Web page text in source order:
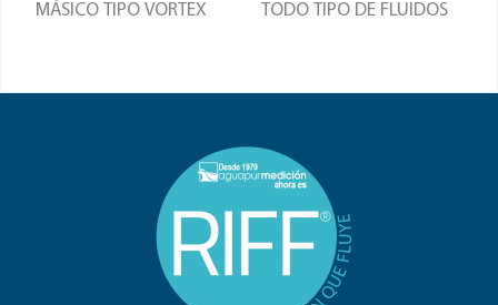
MÁSICO TIPO VORTEX
TODO TIPO DE FLUIDOS